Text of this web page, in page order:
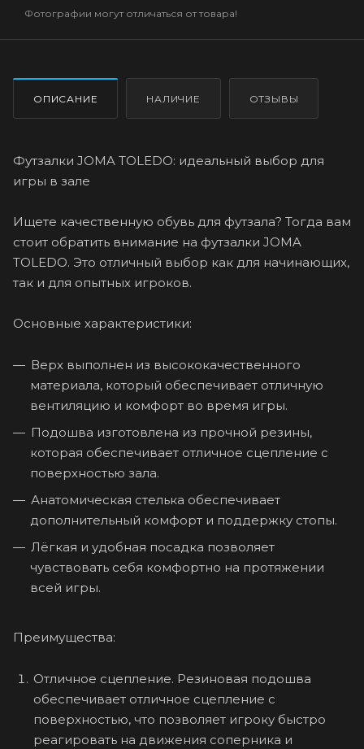
Фотографии могут отличаться от товара!
ОПИСАНИЕ НАЛИЧИЕ ОТЗЫВЫ
Футзалки JOMA TOLEDO: идеальный выбор для
игры в зале
Ищете качественную обувь для футзала? Тогда вам
стоит обратить внимание на футзалки JOMA
TOLEDO. Это отличный выбор как для начинающих,
так и для опытных игроков.
Основные характеристики:
Верх выполнен из высококачественного
материала, который обеспечивает отличную
вентиляцию и комфорт во время игры.
Подошва изготовлена из прочной резины,
которая обеспечивает отличное сцепление с
поверхностью зала.
Анатомическая стелька обеспечивает
дополнительный комфорт и поддержку стопы.
Лёгкая и удобная посадка позволяет
чувствовать себя комфортно на протяжении
всей игры.
Преимущества:
Отличное сцепление. Резиновая подошва
обеспечивает отличное сцепление с
поверхностью, что позволяет игроку быстро
реагировать на движения соперника и